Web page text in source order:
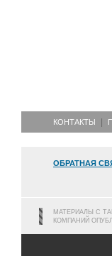
КОНТАКТЫ
ОБРАТНАЯ
МАТЕРИАЛЫ С
КОМПАНИЙ